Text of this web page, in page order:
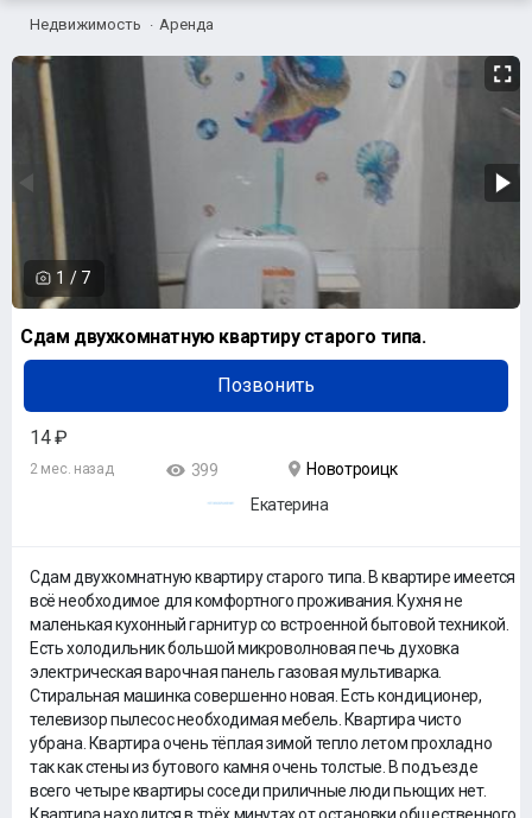
Недвижимость Аренда
1 / 7
Сдам двухкомнатную квартиру старого типа.
Позвонить
14 ₽
2 мес. назад 399
Новотроицк
Екатерина
Сдам двухкомнатную квартиру старого типа. В квартире имеется
всё необходимое для комфортного проживания. Кухня не
маленькая кухонный гарнитур со встроенной бытовой техникой.
Есть холодильник большой микроволновая печь духовка
электрическая варочная панель газовая мультиварка.
Стиральная машинка совершенно новая. Есть кондиционер,
телевизор пылесос необходимая мебель. Квартира чисто
убрана. Квартира очень тёплая зимой тепло летом прохладно
так как стены из бутового камня очень толстые. В подъезде
всего четыре квартиры соседи приличные люди пьющих нет.